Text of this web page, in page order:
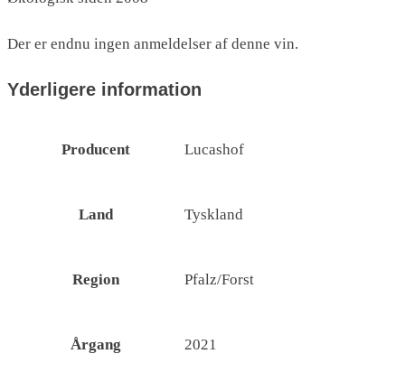
Der er endnu ingen anmeldelser af denne vin.
Yderligere information
Producent Lucashof
Land Tyskland
Region Pfalz/Forst
Årgang 2021